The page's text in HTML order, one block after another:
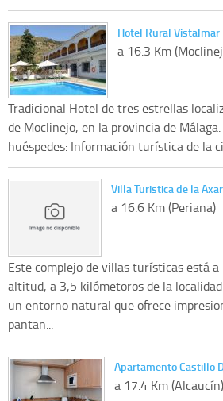
Hotel Rural Vistalmar
a 16.3 Km
Tradicional Hotel de tres estrellas
de Moclinejo, en la provincia de
huéspedes: Información turística de la
Villa Turistica de la
a 16.6 Km (Periana)
Este complejo de villas turísticas está
altitud, a 3,5 kilómetoros de la
un entorno natural que ofrece
pantan...
Apartamento Castillo
a 17.4 Km (Alcaucín)